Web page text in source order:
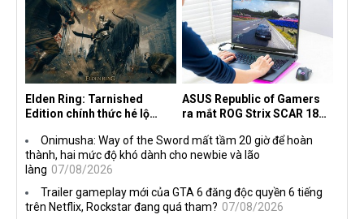
the Machine
Elden Ring: Tarnished
Edition chính thức hé lộ
ASUS Republic of Gamers
ra mắt ROG Strix SCAR 18
Onimusha: Way of the Sword mất tầm 20 giờ để hoàn
thành, hai mức độ khó dành cho newbie và lão
làng 07/08/2026
Trailer gameplay mới của GTA 6 đăng độc quyền 6 tiếng
trên Netflix, Rockstar đang quá tham? 07/08/2026